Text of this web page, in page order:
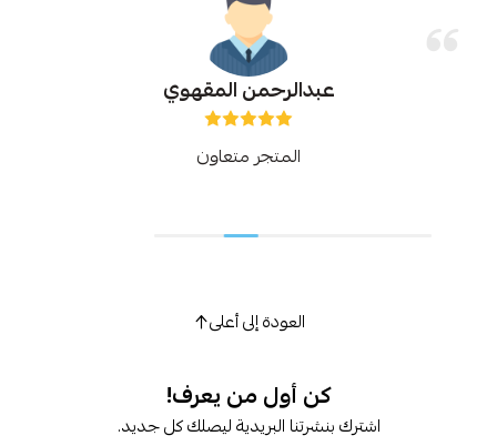
عبدالرحمن المقهوي
المتجر متعاون
العودة إلى أعلى
كن أول من يعرف!
اشترك بنشرتنا البريدية ليصلك كل جديد.